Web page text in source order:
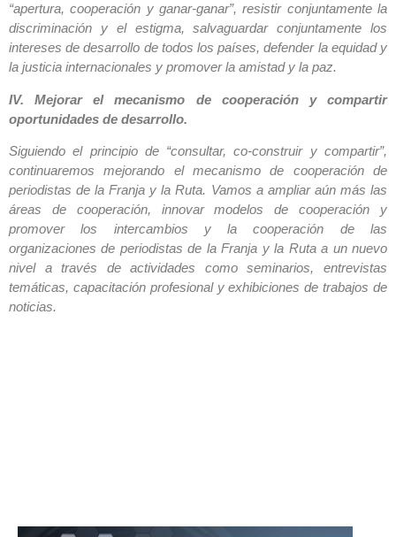
“apertura, cooperación y ganar-ganar”, resistir conjuntamente la
discriminación y el estigma, salvaguardar conjuntamente los
intereses de desarrollo de todos los países, defender la equidad y
la justicia internacionales y promover la amistad y la paz.
IV. Mejorar el mecanismo de cooperación y compartir
oportunidades de desarrollo.
Siguiendo el principio de “consultar, co-construir y compartir”,
continuaremos mejorando el mecanismo de cooperación de
periodistas de la Franja y la Ruta. Vamos a ampliar aún más las
áreas de cooperación, innovar modelos de cooperación y
promover los intercambios y la cooperación de las
organizaciones de periodistas de la Franja y la Ruta a un nuevo
nivel a través de actividades como seminarios, entrevistas
temáticas, capacitación profesional y exhibiciones de trabajos de
noticias.